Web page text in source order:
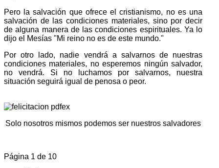
Pero la salvación que ofrece el cristianismo, no es una
salvación de las condiciones materiales, sino por decir
de alguna manera de las condiciones espirituales. Ya lo
dijo el Mesías "Mi reino no es de este mundo."
Por otro lado, nadie vendrá a salvarnos de nuestras
condiciones materiales, no esperemos ningún salvador,
no vendrá. Si no luchamos por salvarnos, nuestra
situación seguirá igual de penosa o peor.
Solo nosotros mismos podemos ser nuestros salvadores
Página 1 de 10